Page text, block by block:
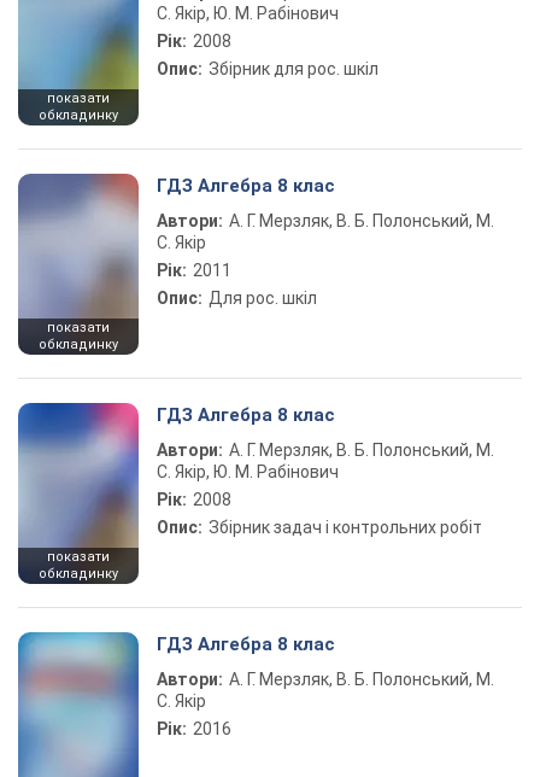
показати
обкладинку
С. Якір, Ю. М. Рабінович
Рік: 2008
Опис: Збірник для рос. шкіл
показати
обкладинку
ГДЗ Алгебра 8 клас
Автори: А. Г. Мерзляк, В. Б. Полонський, М.
С. Якір
Рік: 2011
Опис: Для рос. шкіл
показати
обкладинку
ГДЗ Алгебра 8 клас
Автори: А. Г. Мерзляк, В. Б. Полонський, М.
С. Якір, Ю. М. Рабінович
Рік: 2008
Опис: Збірник задач і контрольних робіт
ГДЗ Алгебра 8 клас
Автори: А. Г. Мерзляк, В. Б. Полонський, М.
С. Якір
Рік: 2016